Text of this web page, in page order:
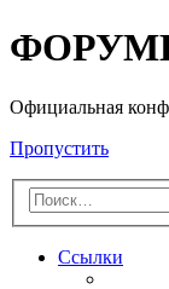
ФОРУМЫ
Официальная
Пропустить
Ссылки